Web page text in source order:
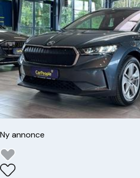
Ny annonce